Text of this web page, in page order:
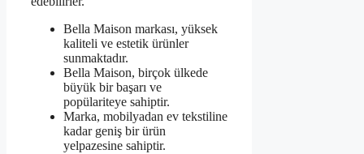
Bella Maison markası, yüksek
kaliteli ve estetik ürünler
sunmaktadır.
Bella Maison, birçok ülkede
büyük bir başarı ve
popülariteye sahiptir.
Marka, mobilyadan ev tekstiline
kadar geniş bir ürün
yelpazesine sahiptir.